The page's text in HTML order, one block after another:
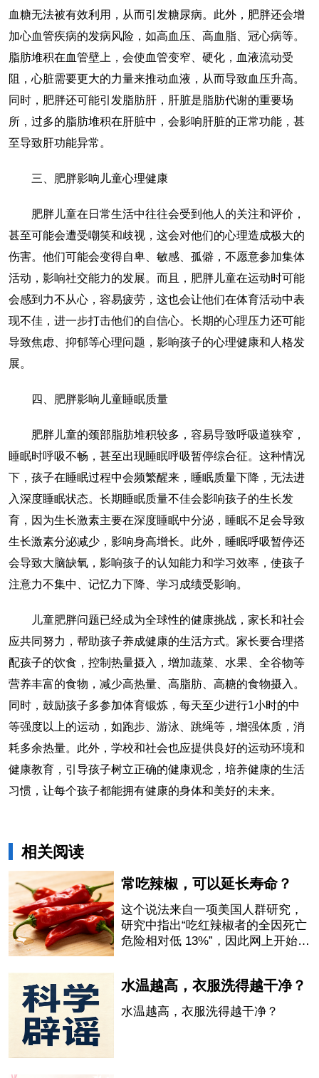
血糖无法被有效利用，从而引发糖尿病。此外，肥胖还会增
加心血管疾病的发病风险，如高血压、高血脂、冠心病等。
脂肪堆积在血管壁上，会使血管变窄、硬化，血液流动受
阻，心脏需要更大的力量来推动血液，从而导致血压升高。
同时，肥胖还可能引发脂肪肝，肝脏是脂肪代谢的重要场
所，过多的脂肪堆积在肝脏中，会影响肝脏的正常功能，甚
至导致肝功能异常。
三、肥胖影响儿童心理健康
肥胖儿童在日常生活中往往会受到他人的关注和评价，
甚至可能会遭受嘲笑和歧视，这会对他们的心理造成极大的
伤害。他们可能会变得自卑、敏感、孤僻，不愿意参加集体
活动，影响社交能力的发展。而且，肥胖儿童在运动时可能
会感到力不从心，容易疲劳，这也会让他们在体育活动中表
现不佳，进一步打击他们的自信心。长期的心理压力还可能
导致焦虑、抑郁等心理问题，影响孩子的心理健康和人格发
展。
四、肥胖影响儿童睡眠质量
肥胖儿童的颈部脂肪堆积较多，容易导致呼吸道狭窄，
睡眠时呼吸不畅，甚至出现睡眠呼吸暂停综合征。这种情况
下，孩子在睡眠过程中会频繁醒来，睡眠质量下降，无法进
入深度睡眠状态。长期睡眠质量不佳会影响孩子的生长发
育，因为生长激素主要在深度睡眠中分泌，睡眠不足会导致
生长激素分泌减少，影响身高增长。此外，睡眠呼吸暂停还
会导致大脑缺氧，影响孩子的认知能力和学习效率，使孩子
注意力不集中、记忆力下降、学习成绩受影响。
儿童肥胖问题已经成为全球性的健康挑战，家长和社会
应共同努力，帮助孩子养成健康的生活方式。家长要合理搭
配孩子的饮食，控制热量摄入，增加蔬菜、水果、全谷物等
营养丰富的食物，减少高热量、高脂肪、高糖的食物摄入。
同时，鼓励孩子多参加体育锻炼，每天至少进行1小时的中
等强度以上的运动，如跑步、游泳、跳绳等，增强体质，消
耗多余热量。此外，学校和社会也应提供良好的运动环境和
健康教育，引导孩子树立正确的健康观念，培养健康的生活
习惯，让每个孩子都能拥有健康的身体和美好的未来。
相关阅读
常吃辣椒，可以延长寿命？
这个说法来自一项美国人群研究，
研究中指出“吃红辣椒者的全因死亡
危险相对低 13%”，因此网上开始流
水温越高，衣服洗得越干净？
水温越高，衣服洗得越干净？